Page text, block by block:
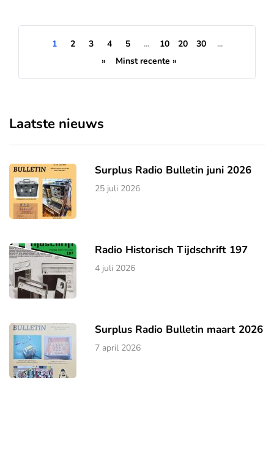
1 2 3 4 5 ... 10 20 30
...
»
Minst recente »
Laatste nieuws
Surplus Radio Bulletin juni 2026
25 juli 2026
Radio Historisch Tijdschrift 197
4 juli 2026
Surplus Radio Bulletin maart 2026
7 april 2026